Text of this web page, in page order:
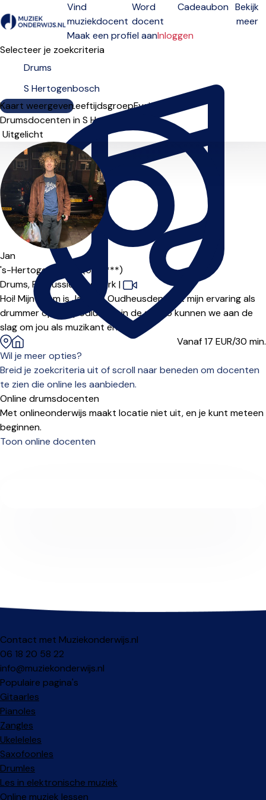
Open menu
Vind
muziekdocent
Word
docent
Cadeaubon Bekijk
meer
Maak een profiel aanInloggen
Selecteer je zoekcriteria
Kaart weergeven
LesdagenNiveauLeeftijdsgroepFysiek
Drumsdocenten in S Hertogenbosch
Sorteervolgorde
Jan
's-Hertogenbosch (5213***)
Drums,Percussie, Slagwerk|
Hoi! Mijn naam is Jan van Oudheusden. Met mijn ervaring als
drummer op het podium en in de studio kunnen we aan de
slag om jou als muzikant en drum...
Vanaf 17 EUR/30 min.
Wil je meer opties?
Breid je zoekcriteria uit of scroll naar beneden om docenten
te zien die online les aanbieden.
Online drumsdocenten
Met onlineonderwijs maakt locatie niet uit, en je kunt meteen
beginnen.
Toon online docenten
Contact met Muziekonderwijs.nl
06 18 20 58 22
info@muziekonderwijs.nl
Populaire pagina's
Gitaarles
Pianoles
Zangles
Ukeleleles
Saxofoonles
Drumles
Les in elektronische muziek
Online muziek lessen